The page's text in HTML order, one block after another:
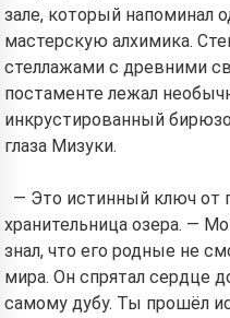
зале, который напоминал
мастерскую алхимика.
стеллажами с древними
постаменте лежал
инкрустированный
глаза Мизуки.
— Это истинный ключ от
хранительница озера. —
знал, что его родные не
мира. Он спрятал сердце
самому дубу. Ты прошёл